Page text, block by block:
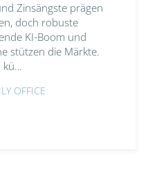
Zinsängste prägen
doch robuste
KI-Boom und
stützen die Märkte.
kü…
OFFICE